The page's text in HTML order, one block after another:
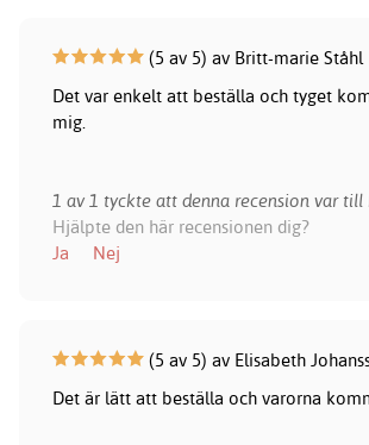
(5 av 5) av Britt-marie Ståhl
Det var enkelt att beställa och tyget
mig.
1 av 1 tyckte att denna recension var till
Hjälpte den här recensionen dig?
Ja
Nej
(5 av 5) av Elisabeth
Det är lätt att beställa och varorna